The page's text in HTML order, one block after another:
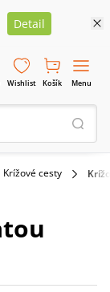
Detail
Wishlist Košík Menu
Krížové cesty